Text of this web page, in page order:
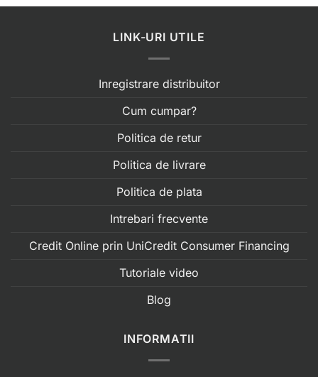
LINK-URI UTILE
Inregistrare distribuitor
Cum cumpar?
Politica de retur
Politica de livrare
Politica de plata
Intrebari frecvente
Credit Online prin UniCredit Consumer Financing
Tutoriale video
Blog
INFORMATII